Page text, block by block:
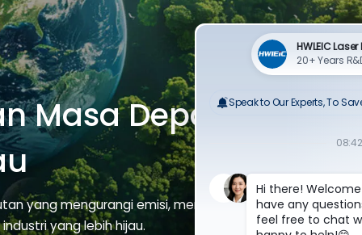
Masa Depan yang
yang mengurangi emisi, mengurangi limbah, dan
yang lebih hijau.